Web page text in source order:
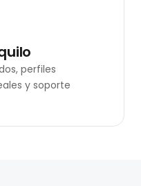
perfiles
y soporte